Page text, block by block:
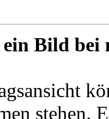
Bild bei
stehen.